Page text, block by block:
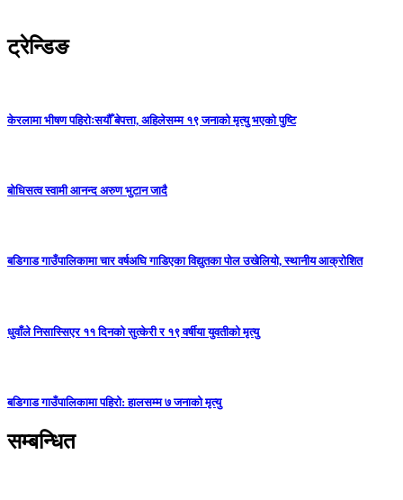
ट्रेन्डिङ
केरलामा भीषण पहिरोःसयौँ बेपत्ता, अहिलेसम्म १९ जनाको मृत्यु भएको पुष्टि
बोधिसत्व स्वामी आनन्द अरुण भुटान जादै
बडिगाड गाउँपालिकामा चार वर्षअघि गाडिएका विद्युतका पोल उखेलियो, स्थानीय आक्रोशित
धुवाँले निसास्सिएर ११ दिनको सुत्केरी र १९ वर्षीया युवतीको मृत्यु
बडिगाड गाउँपालिकामा पहिरो: हालसम्म ७ जनाको मृत्यु
सम्बन्धित